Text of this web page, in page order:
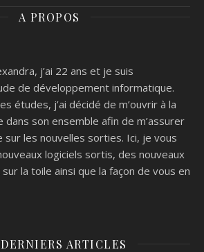
A PROPOS
j’ai 22 ans et je suis
de développement informatique.
études, j’ai décidé de m’ouvrir à la
son ensemble afin de m’assurer
sur les nouvelles sorties. Ici, je vous
logiciels sortis, des nouveaux
la toile ainsi que la façon de vous en
ARTICLES